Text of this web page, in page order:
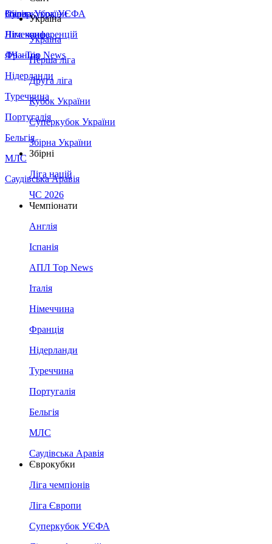
Збірна України
Італія
Німеччина
Франція
Нідерланди
Туреччина
Португалія
Бельгія
МЛС
Саудівська Аравія
Суперкубок УЄФА
Ліга конференцій
ЛЧ - Top News
Україна
Україна
Перша ліга
Друга ліга
Кубок України
Суперкубок України
Збірна України
Збірні
Ліга націй
ЧС 2026
Чемпіонати
Англія
Іспанія
АПЛ Top News
Італія
Німеччина
Франція
Нідерланди
Туреччина
Португалія
Бельгія
МЛС
Саудівська Аравія
Єврокубки
Ліга чемпіонів
Ліга Європи
Суперкубок УЄФА